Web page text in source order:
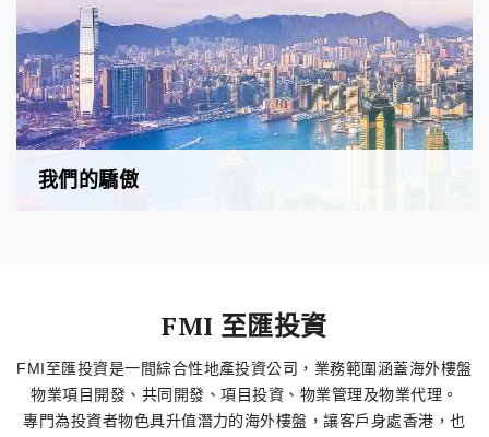
我們的驕傲
FMI 至匯投資
FMI至匯投資是一間綜合性地產投資公司，業務範圍涵蓋海外樓盤
物業項目開發、共同開發、項目投資、物業管理及物業代理。
專門為投資者物色具升值潛力的海外樓盤，讓客戶身處香港，也